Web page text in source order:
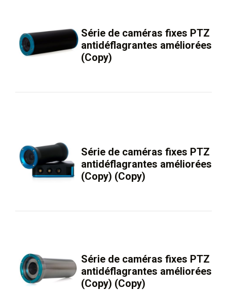
Série de caméras fixes PTZ
antidéflagrantes améliorées
(Copy)
Série de caméras fixes PTZ
antidéflagrantes améliorées
(Copy) (Copy)
Série de caméras fixes PTZ
antidéflagrantes améliorées
(Copy) (Copy)